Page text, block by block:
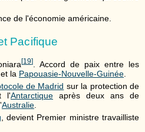
de l'économie américaine.
Pacifique
[19]
. Accord de paix entre les
et la Papouasie-Nouvelle-Guinée
de Madrid sur la protection de
l'Antarctique après deux ans de
Australie
, devient Premier ministre travailliste